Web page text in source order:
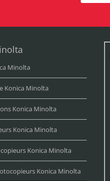
Minolta
Konica Minolta
Konica Minolta
Konica Minolta
Konica Minolta
Konica Minolta